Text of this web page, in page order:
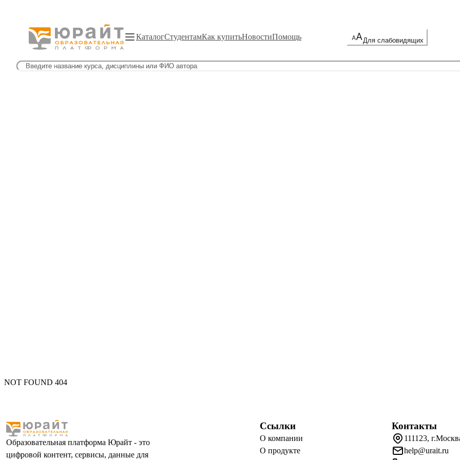
КаталогСтудентамКак купитьНовостиПомощь Для слабовидящих
NOT FOUND 404
Образовательная платформа Юрайт - это
цифровой контент, сервисы, данные для
Ссылки
О компании
О продукте
Контакты
111123,
help@urait.ru